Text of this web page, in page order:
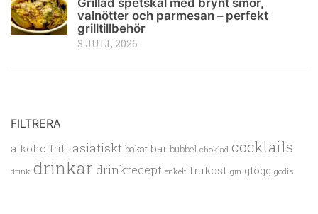
Grillad spetskål med brynt smör,
valnötter och parmesan – perfekt
grilltillbehör
3 JULI, 2026
FILTRERA
alkoholfritt asiatiskt bakat bar bubbel choklad cocktails
drink drinkar drinkrecept enkelt frukost gin glögg godis